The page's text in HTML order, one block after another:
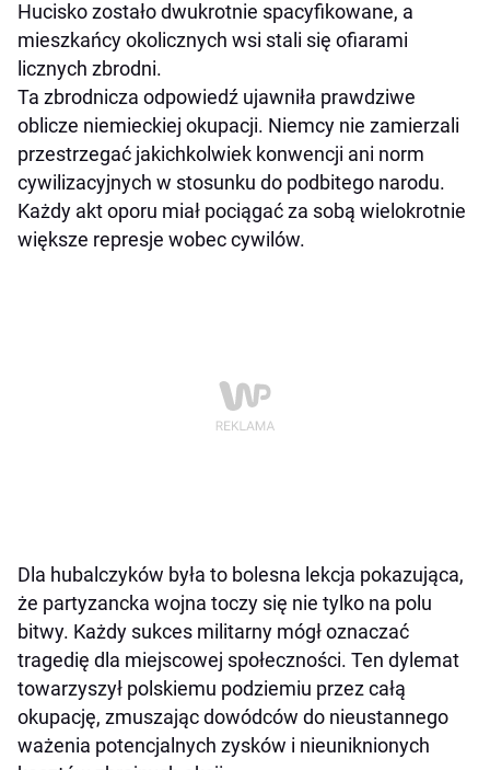
Hucisko zostało dwukrotnie spacyfikowane, a
mieszkańcy okolicznych wsi stali się ofiarami
licznych zbrodni.
Ta zbrodnicza odpowiedź ujawniła prawdziwe
oblicze niemieckiej okupacji. Niemcy nie zamierzali
przestrzegać jakichkolwiek konwencji ani norm
cywilizacyjnych w stosunku do podbitego narodu.
Każdy akt oporu miał pociągać za sobą wielokrotnie
większe represje wobec cywilów.
Dla hubalczyków była to bolesna lekcja pokazująca,
że partyzancka wojna toczy się nie tylko na polu
bitwy. Każdy sukces militarny mógł oznaczać
tragedię dla miejscowej społeczności. Ten dylemat
towarzyszył polskiemu podziemiu przez całą
okupację, zmuszając dowódców do nieustannego
ważenia potencjalnych zysków i nieuniknionych